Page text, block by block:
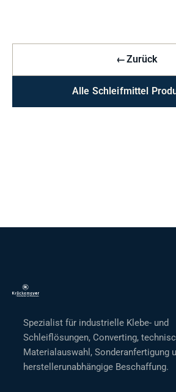
←Zurück
Alle Schleifmittel
Spezialist für industrielle Klebe- und
Schleiflösungen, Converting,
Materialauswahl, Sonderanfertigung
herstellerunabhängige Beschaffung.